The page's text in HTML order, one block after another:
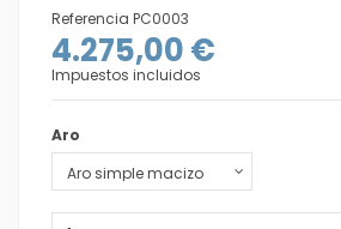
Referencia PC0003
4.275,00 €
Impuestos incluidos
Aro